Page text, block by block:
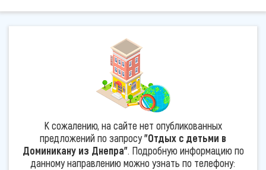
К сожалению, на сайте нет опубликованных
предложений по запросу"Отдых с детьми в
Доминикану из Днепра". Подробную информацию по
данному направлению можно узнать по телефону: